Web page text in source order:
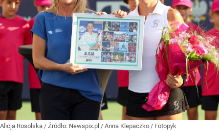
Alicja Rosolska / Źródło: Newspix.pl / Anna Klepaczko / Fotopyk